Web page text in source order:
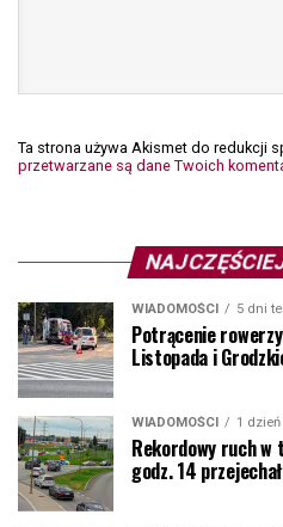
Ta strona używa Akismet do redukcji
przetwarzane są dane Twoich
WIADOMOŚCI 5 dni
Potrącenie
Listopada i
WIADOMOŚCI 1
Rekordowy ruch w
godz. 14